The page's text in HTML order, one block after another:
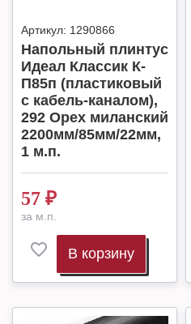
Артикул: 1290866
Напольный плинтус
Идеал Классик К-
П85п (пластиковый
с кабель-каналом),
292 Орех миланский
2200мм/85мм/22мм,
1 м.п.
57 ₽
за м.п.
В корзину